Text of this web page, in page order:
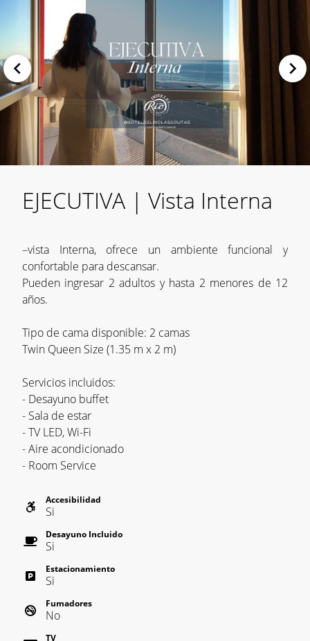
EJECUTIVA | Vista Interna
–vista Interna, ofrece un ambiente funcional y
confortable para descansar.
Pueden ingresar 2 adultos y hasta 2 menores de 12
años.
Tipo de cama disponible: 2 camas
Twin Queen Size (1.35 m x 2 m)
Servicios incluidos:
- Desayuno buffet
- Sala de estar
- TV LED, Wi-Fi
- Aire acondicionado
- Room Service
Accesibilidad
Si
Desayuno Incluido
Si
Estacionamiento
Si
Fumadores
No
TV